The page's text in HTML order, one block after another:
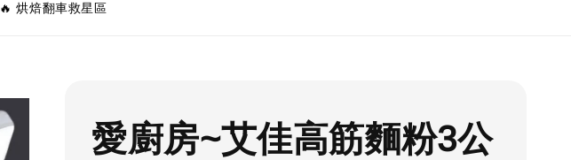
🔥 烘焙翻車救星區
愛廚房~艾佳高筋麵粉3公